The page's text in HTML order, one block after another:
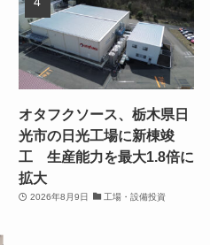
オタフクソース、栃木県日
光市の日光工場に新棟竣
工 生産能力を最大1.8倍に
拡大
2026年8月9日 工場・設備投資